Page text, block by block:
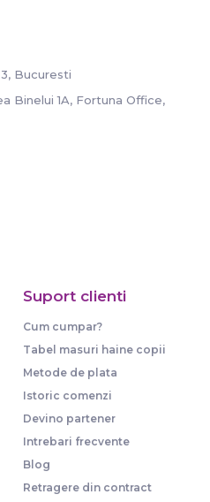
Bucuresti
Binelui 1A, Fortuna Office,
Suport clienti
Cum cumpar?
Tabel masuri haine copii
Metode de plata
Istoric comenzi
Devino partener
Intrebari frecvente
Blog
Retragere din contract